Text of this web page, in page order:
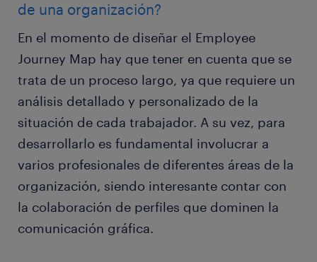
de una organización?
En el momento de diseñar el Employee
Journey Map hay que tener en cuenta que se
trata de un proceso largo, ya que requiere un
análisis detallado y personalizado de la
situación de cada trabajador. A su vez, para
desarrollarlo es fundamental involucrar a
varios profesionales de diferentes áreas de la
organización, siendo interesante contar con
la colaboración de perfiles que dominen la
comunicación gráfica.